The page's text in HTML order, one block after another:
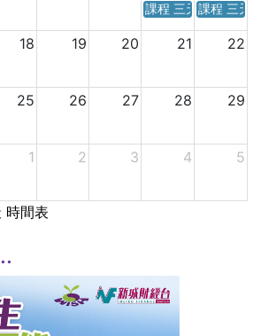
課程 三天／六天 時
課程 三天
18 19 20 21 22
25 26 27 28 29
1 2 3 4 5
時間表